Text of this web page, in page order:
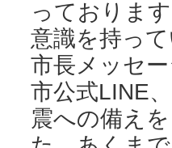
っておりま
意識を持っ
市長メッセ
市公式LINE
震への備え